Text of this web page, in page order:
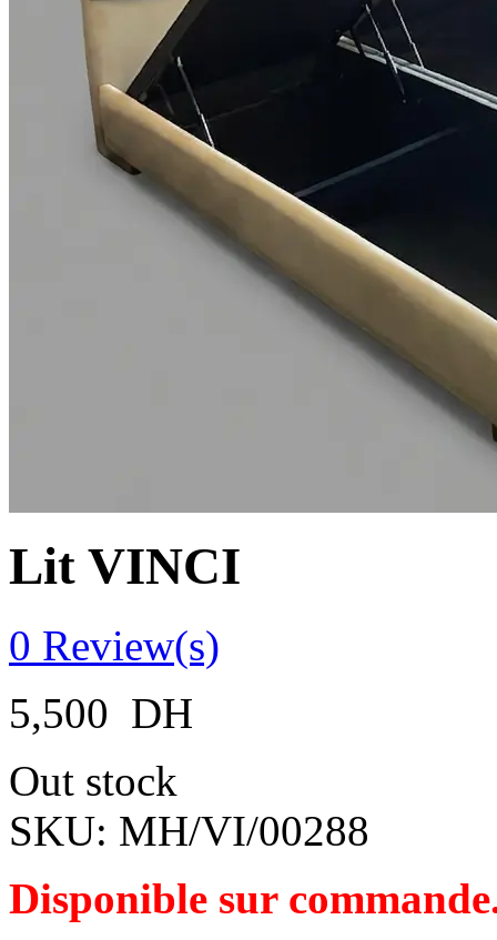
Lit VINCI
0 Review(s)
5,500 DH
Out stock
SKU: MH/VI/00288
Disponible sur